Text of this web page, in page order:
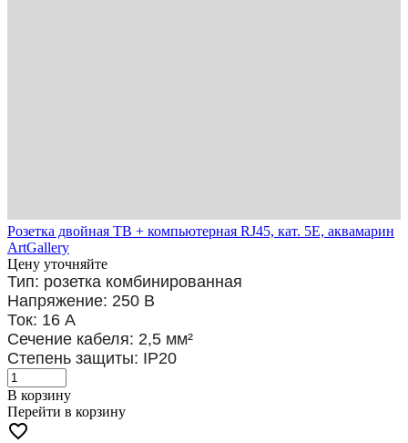
Розетка двойная ТВ + компьютерная RJ45, кат. 5Е, аквамарин
ArtGallery
Цену уточняйте
Тип: розетка комбинированная
Напряжение: 250 В
Ток: 16 А
Сечение кабеля: 2,5 мм²
Степень защиты: IP20
В корзину
Перейти в корзину
favorite_border